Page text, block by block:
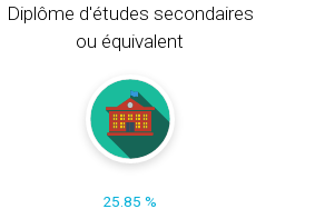
Diplôme d'études secondaires
ou équivalent
25.85 %